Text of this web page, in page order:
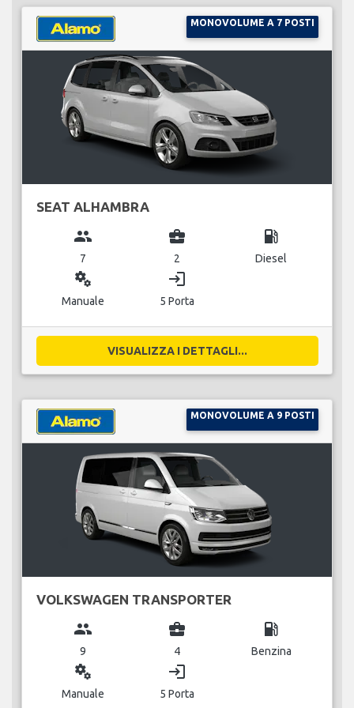
MONOVOLUME A 7 POSTI
SEAT ALHAMBRA
group
7
business_center
2
local_gas_station
Diesel
miscellaneous_services
Manuale
login
5 Porta
VISUALIZZA I DETTAGLI...
MONOVOLUME A 9 POSTI
VOLKSWAGEN TRANSPORTER
group
9
business_center
4
local_gas_station
Benzina
miscellaneous_services
Manuale
login
5 Porta